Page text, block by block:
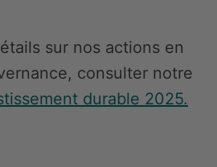
sur nos actions en
consulter notre
durable 2025.